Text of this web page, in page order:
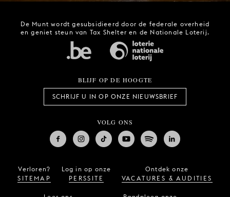
De Munt wordt gesubsidieerd door de federale overheid
en geniet steun van Tax Shelter en de Nationale Loterij.
BLIJF OP DE HOOGTE
SCHRIJF U IN OP ONZE NIEUWSBRIEF
VOLG ONS
Verloren?
SITEMAP
Log in op onze
PERSSITE
Ontdek onze
VACATURES & AUDITIES